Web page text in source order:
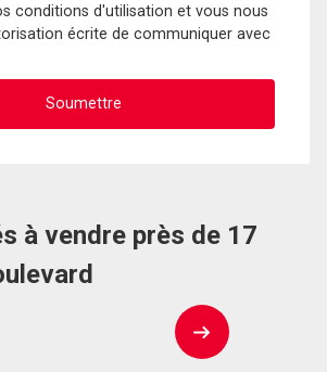
conditions d'utilisation et vous nous
écrite de communiquer avec
à vendre près de 17